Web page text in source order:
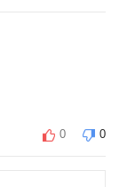
0 0